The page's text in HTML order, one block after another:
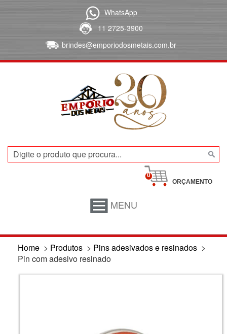
WhatsApp
11 2725-3900
brindes@emporiodosmetais.com.br
0
ORÇAMENTO
MENU
Home > Produtos > Pins adesivados e resinados >
Pin com adesivo resinado